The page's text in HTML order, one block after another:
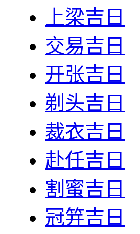
上梁吉日
交易吉日
开张吉日
剃头吉日
裁衣吉日
赴任吉日
割蜜吉日
冠笄吉日